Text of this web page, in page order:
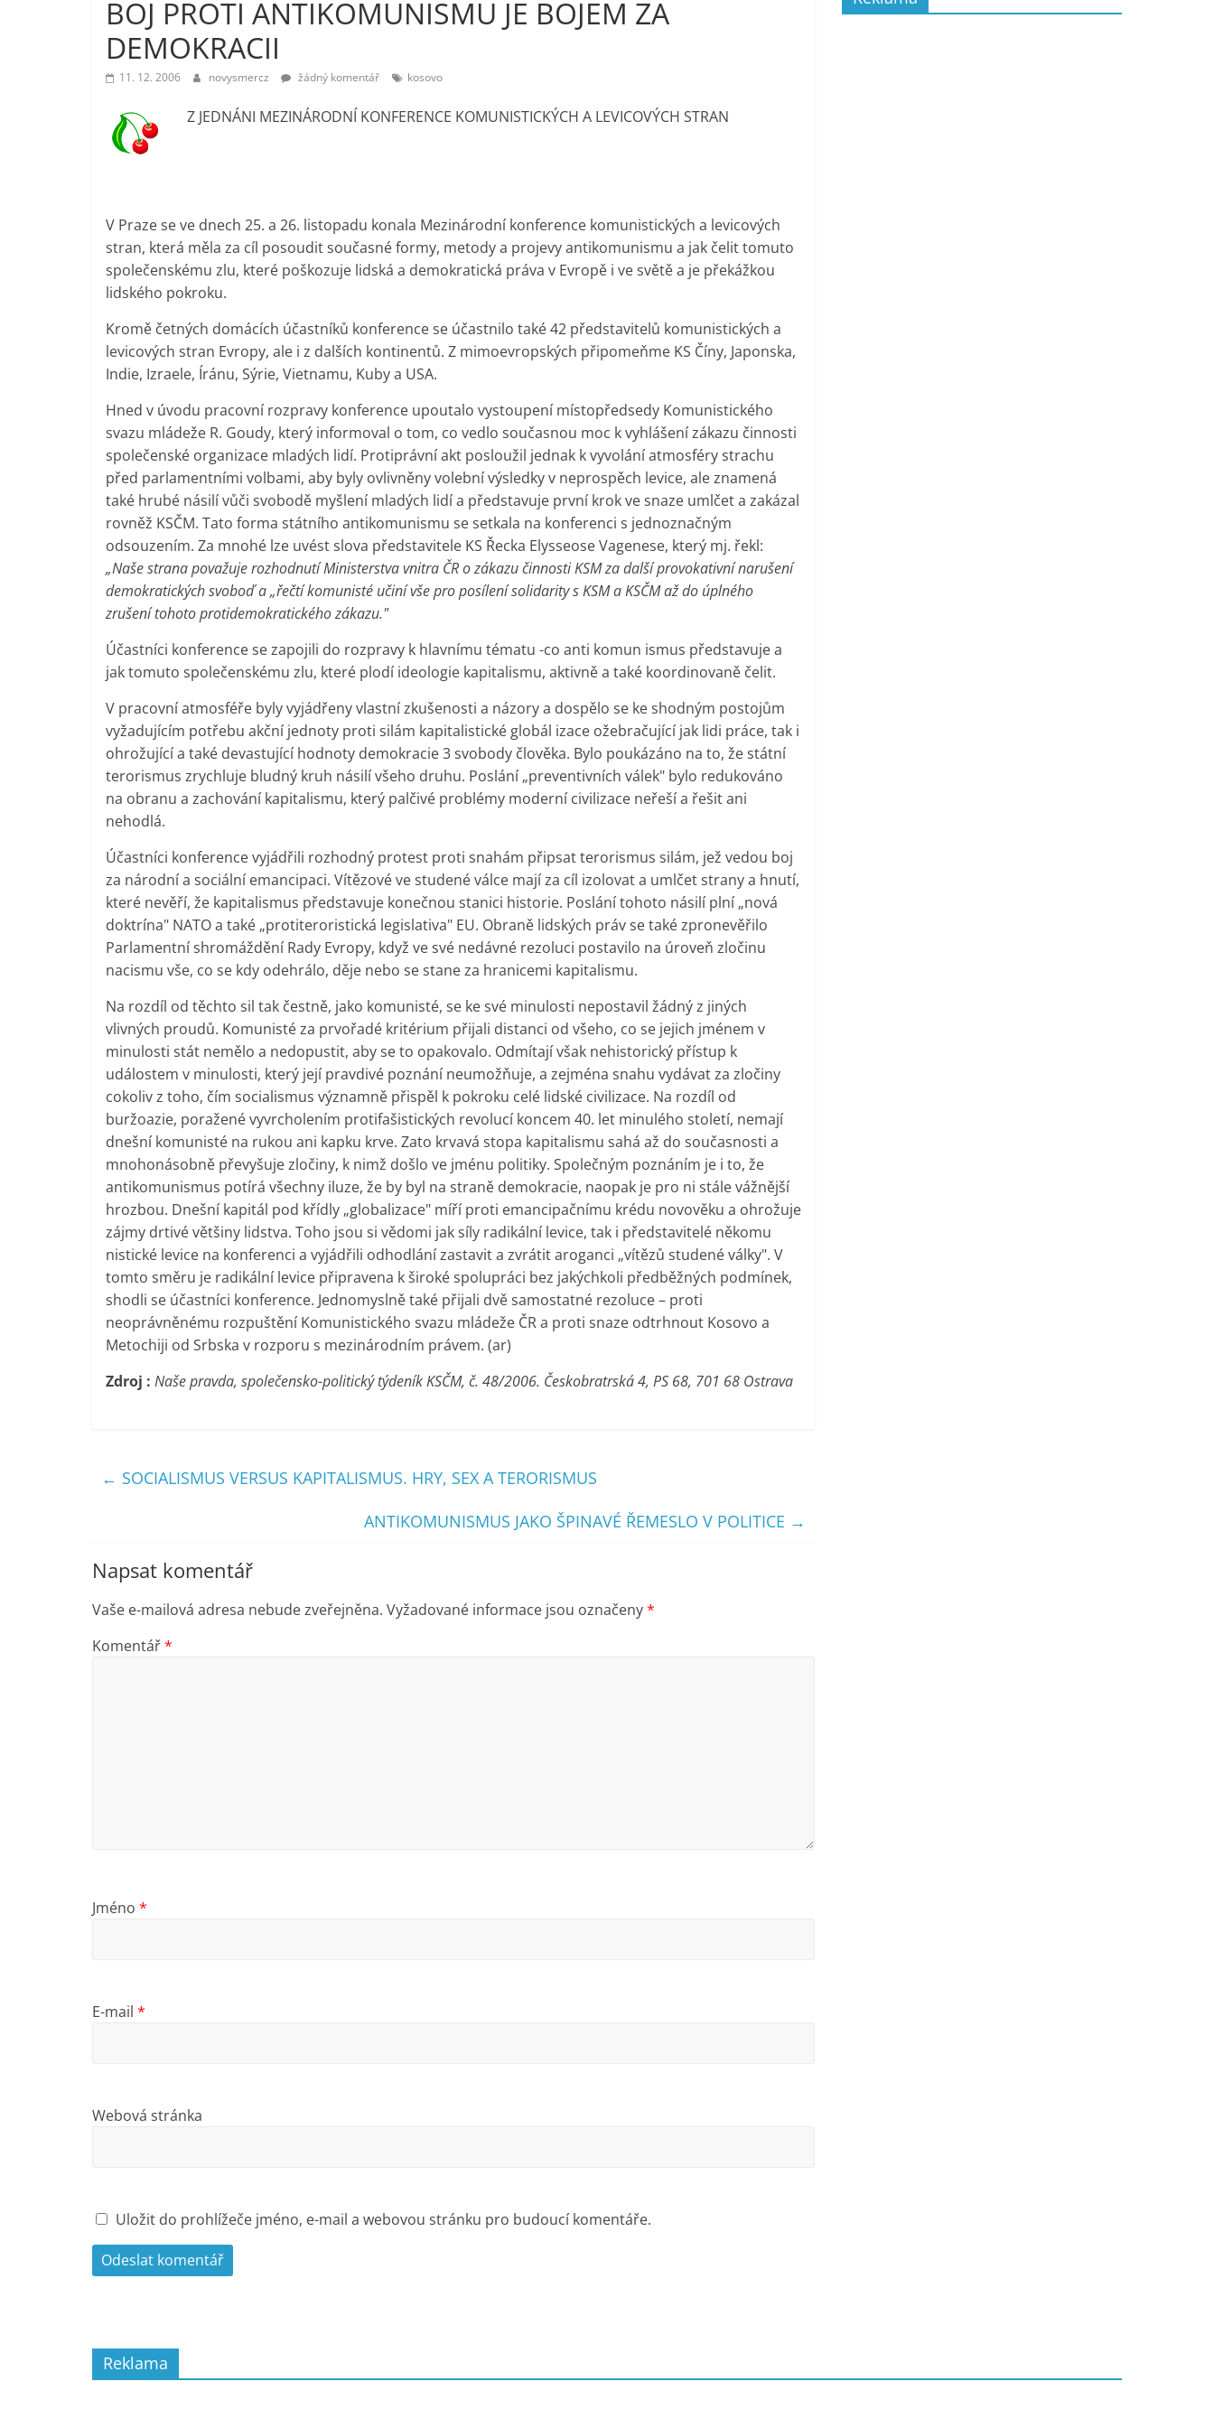
vlastně
prospívá?
BOJ PROTI ANTIKOMUNISMU JE BOJEM ZA
DEMOKRACII
11. 12. 2006 novysmercz žádný komentář kosovo
Z JEDNÁNI MEZINÁRODNÍ KONFERENCE KOMUNISTICKÝCH A LEVICOVÝCH STRAN
V Praze se ve dnech 25. a 26. listopadu konala Mezinárodní konference komunistických a levicových
stran, která měla za cíl posoudit současné formy, metody a projevy antikomunismu a jak čelit tomuto
společenskému zlu, které poškozuje lidská a demokratická práva v Evropě i ve světě a je překážkou
lidského pokroku.
Kromě četných domácích účastníků konference se účastnilo také 42 představitelů komunistických a
levicových stran Evropy, ale i z dalších kontinentů. Z mimoevropských připomeňme KS Číny, Japonska,
Indie, Izraele, Íránu, Sýrie, Vietnamu, Kuby a USA.
Hned v úvodu pracovní rozpravy konference upoutalo vystoupení místopředsedy Komunistického
svazu mládeže R. Goudy, který informoval o tom, co vedlo současnou moc k vyhlášení zákazu činnosti
společenské organizace mladých lidí. Protiprávní akt posloužil jednak k vyvolání atmosféry strachu
před parlamentními volbami, aby byly ovlivněny volební výsledky v neprospěch levice, ale znamená
také hrubé násilí vůči svobodě myšlení mladých lidí a představuje první krok ve snaze umlčet a zakázal
rovněž KSČM. Tato forma státního antikomunismu se setkala na konferenci s jednoznačným
odsouzením. Za mnohé lze uvést slova představitele KS Řecka Elysseose Vagenese, který mj. řekl:
„Naše strana považuje rozhodnutí Ministerstva vnitra ČR o zákazu činnosti KSM za další provokativní narušení
demokratických svoboď a „řečtí komunisté učiní vše pro posílení solidarity s KSM a KSČM až do úplného
zrušení tohoto protidemokratického zákazu."
Účastníci konference se zapojili do rozpravy k hlavnímu tématu -co anti komun ismus představuje a
jak tomuto společenskému zlu, které plodí ideologie kapitalismu, aktivně a také koordinovaně čelit.
V pracovní atmosféře byly vyjádřeny vlastní zkušenosti a názory a dospělo se ke shodným postojům
vyžadujícím potřebu akční jednoty proti silám kapitalistické globál izace ožebračující jak lidi práce, tak i
ohrožující a také devastující hodnoty demokracie 3 svobody člověka. Bylo poukázáno na to, že státní
terorismus zrychluje bludný kruh násilí všeho druhu. Poslání „preventivních válek" bylo redukováno
na obranu a zachování kapitalismu, který palčivé problémy moderní civilizace neřeší a řešit ani
nehodlá.
Účastníci konference vyjádřili rozhodný protest proti snahám připsat terorismus silám, jež vedou boj
za národní a sociální emancipaci. Vítězové ve studené válce mají za cíl izolovat a umlčet strany a hnutí,
které nevěří, že kapitalismus představuje konečnou stanici historie. Poslání tohoto násilí plní „nová
doktrína" NATO a také „protiteroristická legislativa" EU. Obraně lidských práv se také zpronevěřilo
Parlamentní shromáždění Rady Evropy, když ve své nedávné rezoluci postavilo na úroveň zločinu
nacismu vše, co se kdy odehrálo, děje nebo se stane za hranicemi kapitalismu.
Na rozdíl od těchto sil tak čestně, jako komunisté, se ke své minulosti nepostavil žádný z jiných
vlivných proudů. Komunisté za prvořadé kritérium přijali distanci od všeho, co se jejich jménem v
minulosti stát nemělo a nedopustit, aby se to opakovalo. Odmítají však nehistorický přístup k
událostem v minulosti, který její pravdivé poznání neumožňuje, a zejména snahu vydávat za zločiny
cokoliv z toho, čím socialismus významně přispěl k pokroku celé lidské civilizace. Na rozdíl od
buržoazie, poražené vyvrcholením protifašistických revolucí koncem 40. let minulého století, nemají
dnešní komunisté na rukou ani kapku krve. Zato krvavá stopa kapitalismu sahá až do současnosti a
mnohonásobně převyšuje zločiny, k nimž došlo ve jménu politiky. Společným poznáním je i to, že
antikomunismus potírá všechny iluze, že by byl na straně demokracie, naopak je pro ni stále vážnější
hrozbou. Dnešní kapitál pod křídly „globalizace" míří proti emancipačnímu krédu novověku a ohrožuje
zájmy drtivé většiny lidstva. Toho jsou si vědomi jak síly radikální levice, tak i představitelé někomu
nistické levice na konferenci a vyjádřili odhodlání zastavit a zvrátit aroganci „vítězů studené války". V
tomto směru je radikální levice připravena k široké spolupráci bez jakýchkoli předběžných podmínek,
shodli se účastníci konference. Jednomyslně také přijali dvě samostatné rezoluce – proti
neoprávněnému rozpuštění Komunistického svazu mládeže ČR a proti snaze odtrhnout Kosovo a
Metochiji od Srbska v rozporu s mezinárodním právem. (ar)
Zdroj : Naše pravda, společensko-politický týdeník KSČM, č. 48/2006. Českobratrská 4, PS 68, 701 68 Ostrava
← SOCIALISMUS VERSUS KAPITALISMUS. HRY, SEX A TERORISMUS
ANTIKOMUNISMUS JAKO ŠPINAVÉ ŘEMESLO V POLITICE →
Napsat komentář
Vaše e-mailová adresa nebude zveřejněna. Vyžadované informace jsou označeny*
Komentář*
Jméno *
E-mail *
Webová stránka
Uložit do prohlížeče jméno, e-mail a webovou stránku pro budoucí komentáře.
Reklama